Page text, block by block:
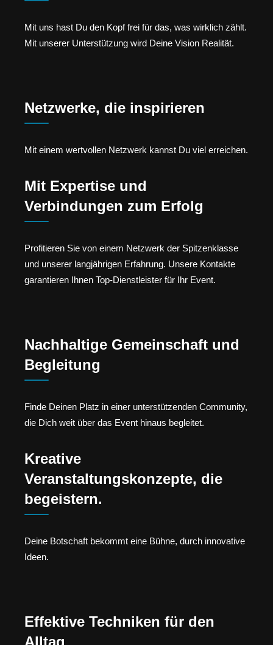
Mit uns hast Du den Kopf frei für das, was wirklich zählt.
Mit unserer Unterstützung wird Deine Vision Realität.
Netzwerke, die inspirieren
Mit einem wertvollen Netzwerk kannst Du viel erreichen.
Mit Expertise und
Verbindungen zum Erfolg
Profitieren Sie von einem Netzwerk der Spitzenklasse
und unserer langjährigen Erfahrung. Unsere Kontakte
garantieren Ihnen Top-Dienstleister für Ihr Event.
Nachhaltige Gemeinschaft und
Begleitung
Finde Deinen Platz in einer unterstützenden Community,
die Dich weit über das Event hinaus begleitet.
Kreative
Veranstaltungskonzepte, die
begeistern.
Deine Botschaft bekommt eine Bühne, durch innovative
Ideen.
Effektive Techniken für den
Alltag